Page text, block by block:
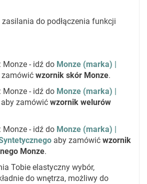
zasilania do podłączenia funkcji
Monze - idź do Monze (marka) |
zamówić wzornik skór Monze.
Monze - idź do Monze (marka) |
aby zamówić wzornik welurów
Monze - idź do Monze (marka) |
aby zamówić wzornik
Monze.
Tobie elastyczny wybór,
do wnętrza, możliwy do